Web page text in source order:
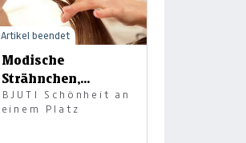
Modische
Strähnchen,
Haarpflege,
Haarschnitt &
BJUTI Schönheit an
einem Platz
Artikel beendet